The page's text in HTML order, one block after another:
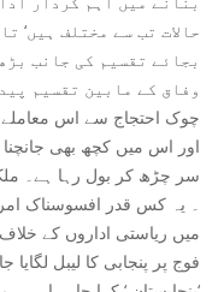
حالات تب سے مختلف ہیں‘
بجائے تقسیم کی جانب
چوک احتجاج سے اس معاملے
اور اس میں کچھ بھی
سر چڑھ کر بول رہا ہے۔
میں ریاستی اداروں کے
فوج پر پنجابی کا لیبل